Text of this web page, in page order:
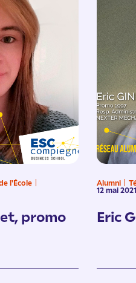
l'École
promo
Alumni
12 mai 2021
Eric